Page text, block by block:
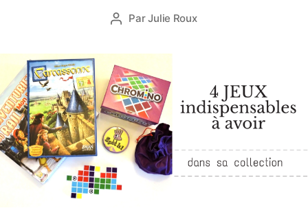
Auteur
ParJulie Roux
Date
e